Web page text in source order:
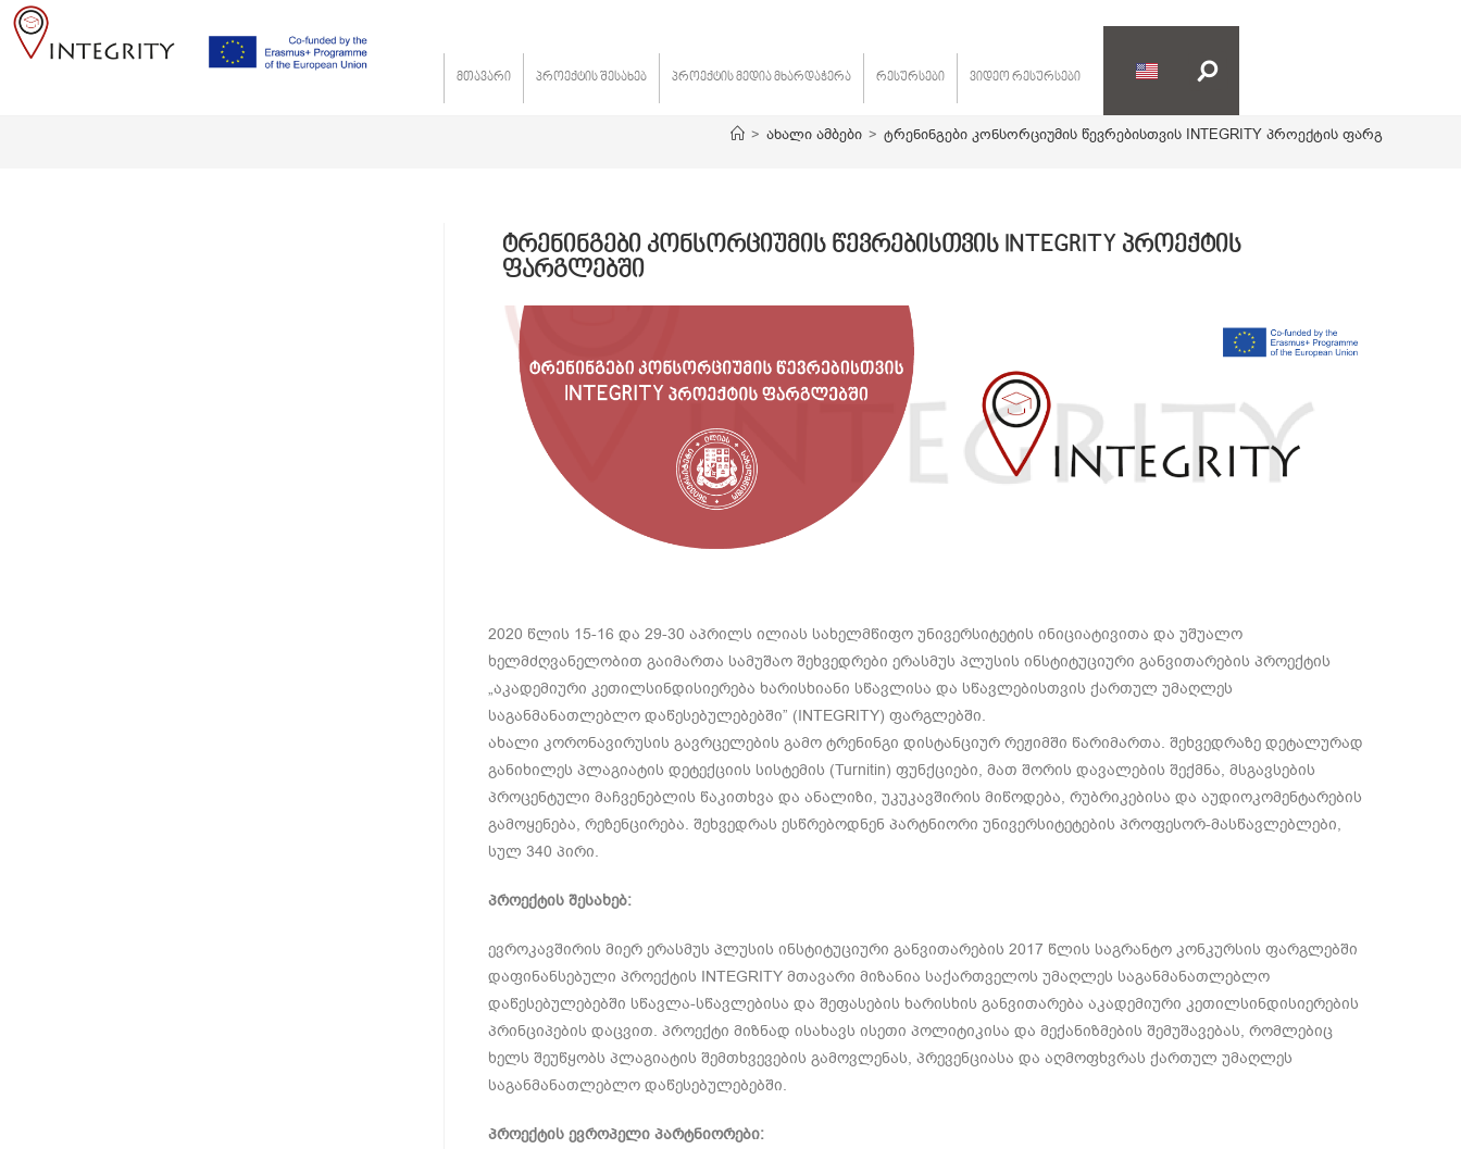
მთავარი პროექტის შესახებ პროექტის მედია მხარდაჭერა რესურსები ვიდეო რესურსები
> ახალი ამბები > ტრენინგები კონსორციუმის წევრებისთვის INTEGRITY პროექტის ფარგლებში
ტრენინგები კონსორციუმის წევრებისთვის INTEGRITY პროექტის
ფარგლებში
2020 წლის 15-16 და 29-30 აპრილს ილიას სახელმწიფო უნივერსიტეტის ინიციატივითა და უშუალო
ხელმძღვანელობით გაიმართა სამუშაო შეხვედრები ერასმუს პლუსის ინსტიტუციური განვითარების პროექტის
„აკადემიური კეთილსინდისიერება ხარისხიანი სწავლისა და სწავლებისთვის ქართულ უმაღლეს
საგანმანათლებლო დაწესებულებებში” (INTEGRITY) ფარგლებში.
ახალი კორონავირუსის გავრცელების გამო ტრენინგი დისტანციურ რეჟიმში წარიმართა. შეხვედრაზე დეტალურად
განიხილეს პლაგიატის დეტექციის სისტემის (Turnitin) ფუნქციები, მათ შორის დავალების შექმნა, მსგავსების
პროცენტული მაჩვენებლის წაკითხვა და ანალიზი, უკუკავშირის მიწოდება, რუბრიკებისა და აუდიოკომენტარების
გამოყენება, რეზენცირება. შეხვედრას ესწრებოდნენ პარტნიორი უნივერსიტეტების პროფესორ-მასწავლებლები,
სულ 340 პირი.
პროექტის შესახებ:
ევროკავშირის მიერ ერასმუს პლუსის ინსტიტუციური განვითარების 2017 წლის საგრანტო კონკურსის ფარგლებში
დაფინანსებული პროექტის INTEGRITY მთავარი მიზანია საქართველოს უმაღლეს საგანმანათლებლო
დაწესებულებებში სწავლა-სწავლებისა და შეფასების ხარისხის განვითარება აკადემიური კეთილსინდისიერების
პრინციპების დაცვით. პროექტი მიზნად ისახავს ისეთი პოლიტიკისა და მექანიზმების შემუშავებას, რომლებიც
ხელს შეუწყობს პლაგიატის შემთხვევების გამოვლენას, პრევენციასა და აღმოფხვრას ქართულ უმაღლეს
საგანმანათლებლო დაწესებულებებში.
პროექტის ევროპელი პარტნიორები: